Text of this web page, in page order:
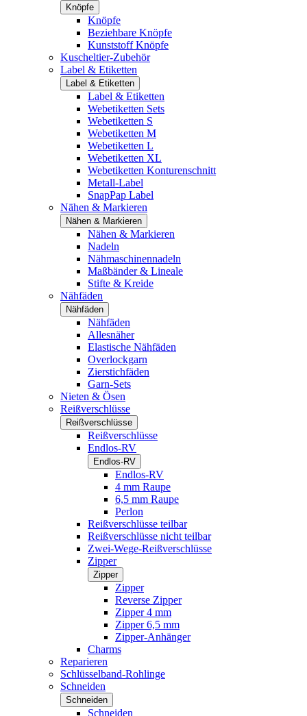
Knöpfe
Knöpfe
Beziehbare Knöpfe
Kunststoff Knöpfe
Kuscheltier-Zubehör
Label & Etiketten
Label & Etiketten
Label & Etiketten
Webetiketten Sets
Webetiketten S
Webetiketten M
Webetiketten L
Webetiketten XL
Webetiketten Konturenschnitt
Metall-Label
SnapPap Label
Nähen & Markieren
Nähen & Markieren
Nähen & Markieren
Nadeln
Nähmaschinennadeln
Maßbänder & Lineale
Stifte & Kreide
Nähfäden
Nähfäden
Nähfäden
Allesnäher
Elastische Nähfäden
Overlockgarn
Zierstichfäden
Garn-Sets
Nieten & Ösen
Reißverschlüsse
Reißverschlüsse
Reißverschlüsse
Endlos-RV
Endlos-RV
Endlos-RV
4 mm Raupe
6,5 mm Raupe
Perlon
Reißverschlüsse teilbar
Reißverschlüsse nicht teilbar
Zwei-Wege-Reißverschlüsse
Zipper
Zipper
Zipper
Reverse Zipper
Zipper 4 mm
Zipper 6,5 mm
Zipper-Anhänger
Charms
Reparieren
Schlüsselband-Rohlinge
Schneiden
Schneiden
Schneiden